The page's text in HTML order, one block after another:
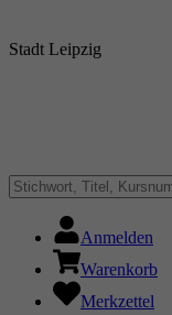
Stadt Leipzig
Anmelden
Warenkorb
Merkzettel